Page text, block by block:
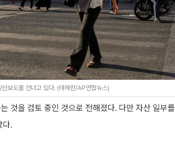
보도를 건너고 있다. (테헤란/AP연합뉴스)
것을 검토 중인 것으로 전해졌다. 다만 자산 일부
다.